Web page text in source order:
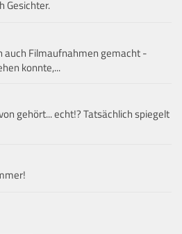
Gesichter.
auch Filmaufnahmen gemacht -
konnte,...
gehört... echt!? Tatsächlich spiegelt